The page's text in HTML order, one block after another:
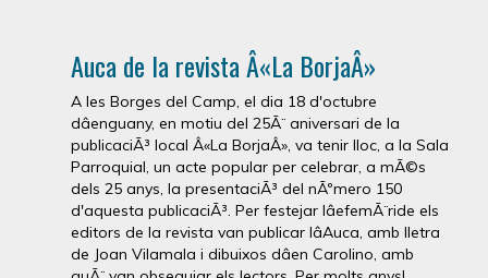
Auca de la revista Â«La BorjaÂ»
A les Borges del Camp, el dia 18 d'octubre
dâenguany, en motiu del 25Ã¨ aniversari de la
publicaciÃ³ local Â«La BorjaÂ», va tenir lloc, a la Sala
Parroquial, un acte popular per celebrar, a mÃ©s
dels 25 anys, la presentaciÃ³ del nÃºmero 150
d'aquesta publicaciÃ³. Per festejar lâefemÃ¨ride els
editors de la revista van publicar lâAuca, amb lletra
de Joan Vilamala i dibuixos dâen Carolino, amb